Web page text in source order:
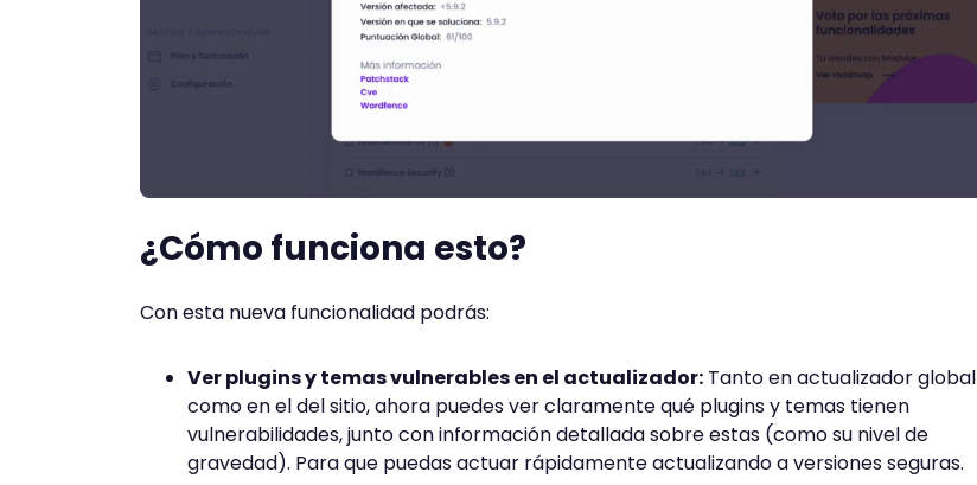
¿Cómo funciona esto?
Con esta nueva funcionalidad podrás:
Ver plugins y temas vulnerables en el actualizador: Tanto en actualizador global
como en el del sitio, ahora puedes ver claramente qué plugins y temas tienen
vulnerabilidades, junto con información detallada sobre estas (como su nivel de
gravedad). Para que puedas actuar rápidamente actualizando a versiones seguras.